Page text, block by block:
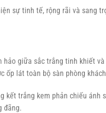
sự tinh tế, rộng rãi và sang
giữa sắc trắng tinh khiết
ốp lát toàn bộ sàn phòng
kết trắng kem phản chiếu ánh
đãng.